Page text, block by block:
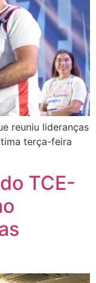
reuniu lideranças
terça-feira
TCE-